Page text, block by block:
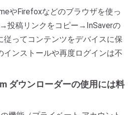
やFirefoxなどのブラウザを使っ
投稿リンクをコピー→InSaverの
ってコンテンツをデバイスに保
ンストールや再度ログインは不
ダウンローダーの使用には料